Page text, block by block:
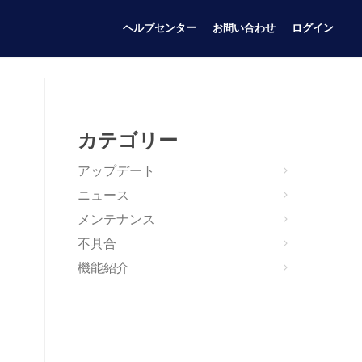
ヘルプセンター お問い合わせ ログイン
カテゴリー
アップデート
ニュース
メンテナンス
不具合
機能紹介